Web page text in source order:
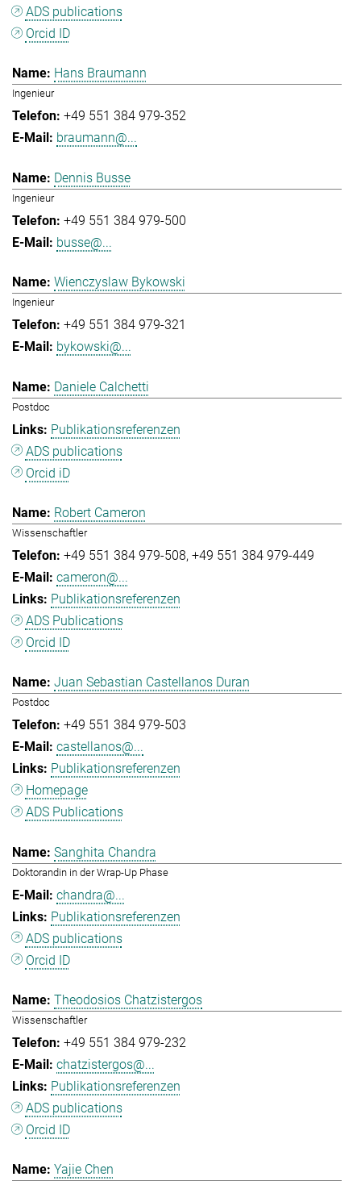
ADS publications
Orcid ID
Hans Braumann
Ingenieur
+49 551 384 979-352
braumann@...
Dennis Busse
Ingenieur
+49 551 384 979-500
busse@...
Wienczyslaw Bykowski
Ingenieur
+49 551 384 979-321
bykowski@...
Daniele Calchetti
Postdoc
Publikationsreferenzen
ADS publications
Orcid iD
Robert Cameron
Wissenschaftler
+49 551 384 979-508 +49 551 384 979-449
cameron@...
Publikationsreferenzen
ADS Publications
Orcid ID
Juan Sebastian Castellanos Duran
Postdoc
+49 551 384 979-503
castellanos@...
Publikationsreferenzen
Homepage
ADS Publications
Sanghita Chandra
Doktorandin in der Wrap-Up Phase
chandra@...
Publikationsreferenzen
ADS publications
Orcid ID
Theodosios Chatzistergos
Wissenschaftler
+49 551 384 979-232
chatzistergos@...
Publikationsreferenzen
ADS publications
Orcid ID
Yajie Chen